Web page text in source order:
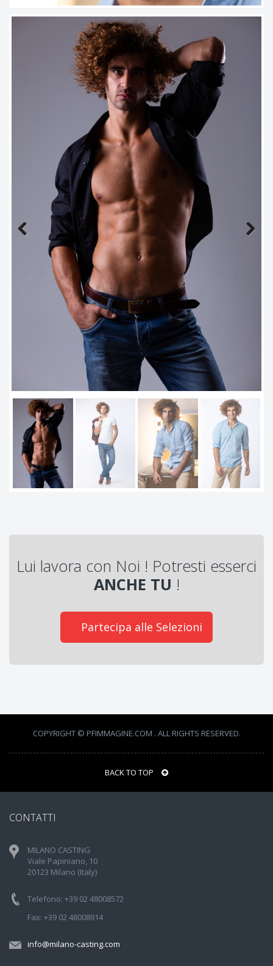
Previous
Lui lavora con Noi ! Potresti esserci
ANCHE TU !
Partecipa alle Selezioni
COPYRIGHT © PFIMMAGINE.COM . ALL RIGHTS RESERVED.
BACK TO TOP
CONTATTI
MILANO CASTING
Viale Papiniano, 10
20123 Milano (Italy)
Telefono: +39 02 48008572
Fax: +39 02 48008914
info@milano-casting.com